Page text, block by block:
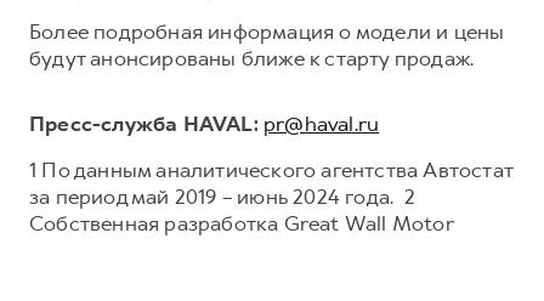
Более подробная информация о модели и цены
будут анонсированы ближе к старту продаж.
Пресс-служба HAVAL: pr@haval.ru
1 По данным аналитического агентства Автостат
за период май 2019 – июнь 2024 года. 2
Собственная разработка Great Wall Motor